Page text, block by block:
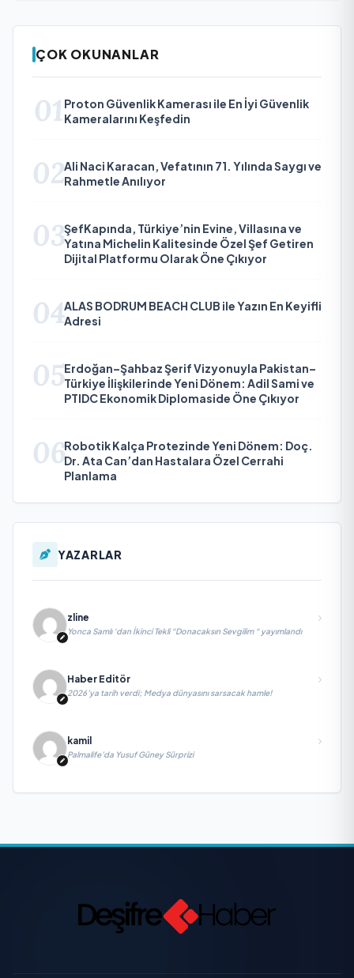
ÇOK OKUNANLAR
01 Proton Güvenlik Kamerası ile En İyi Güvenlik
Kameralarını Keşfedin
02Ali Naci Karacan, Vefatının 71. Yılında Saygı ve
Rahmetle Anılıyor
03ŞefKapında, Türkiye’nin Evine, Villasına ve
Yatına Michelin Kalitesinde Özel Şef Getiren
Dijital Platformu Olarak Öne Çıkıyor
04ALAS BODRUM BEACH CLUB ile Yazın En Keyifli
Adresi
05Erdoğan–Şahbaz Şerif Vizyonuyla Pakistan–
Türkiye İlişkilerinde Yeni Dönem: Adil Sami ve
PTIDC Ekonomik Diplomaside Öne Çıkıyor
06Robotik Kalça Protezinde Yeni Dönem: Doç.
Dr. Ata Can’dan Hastalara Özel Cerrahi
Planlama
YAZARLAR
zline
Yonca Samlı ‘dan İkinci Tekli “Donacaksın Sevgilim “ yayımlandı
Haber Editör
2026’ya tarih verdi; Medya dünyasını sarsacak hamle!
kamil
Palmalife’da Yusuf Güney Sürprizi